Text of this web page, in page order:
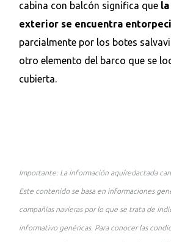
cabina con balcón significa que
exterior se encuentra
parcialmente por los botes
otro elemento del barco que se
cubierta.
Importante: La información aquíredactada
Este contenido se basa en informaciones
compañías navieras por lo que se trata de
informativo genéricas. Para conocer las